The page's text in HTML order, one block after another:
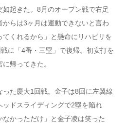
起きた。8月のオープン戦で右足
らは3ヶ月は運動できないと言わ
くれるから」と懸命にリハビリを
に「4番・三塁」で復帰。初安打を
帰ってきた。
た慶大1回戦。金子は8回に左翼線
ッドスライディングで2塁を陥れ
かっただけ」と金子凌は笑った